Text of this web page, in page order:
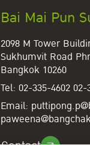
Bai Mai Pun
2098 M Tower
Sukhumvit Road
Bangkok 10260
Tel: 02-335-4602 02-
Email: